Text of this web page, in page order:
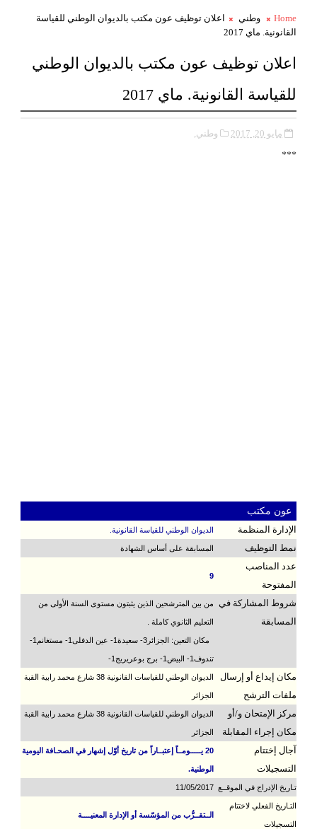
Home وطني
اعلان توظيف عون مكتب بالديوان الوطني للقياسة
القانونية. ماي 2017
اعلان توظيف عون مكتب بالديوان الوطني
للقياسة القانونية. ماي 2017
مايو 20, 2017 وطني,
***
عون مكتب
الإدارة المنظمة الديوان الوطني للقياسة القانونية.
نمط التوظيف المسابقة على أساس الشهادة
عدد المناصب
المفتوحة
9
شروط المشاركة في
المسابقة
من بين المترشحين الذين يثبتون مستوى السنة الأولى من
التعليم الثانوي كاملة .
مكان التعين: الجزائر3- سعيدة1- عين الدفلى1- مستغانم1-
تندوف1- البيض1- برج بوعريريج1-
مكان إيداع أو إرسال
ملفات الترشح
الديوان الوطني للقياسات القانونية 38 شارع محمد رابية القبة
الجزائر
مركز الإمتحان و/أو
مكان إجراء المقابلة
الديوان الوطني للقياسات القانونية 38 شارع محمد رابية القبة
الجزائر
آجال إختتام
التسجيلات
20 يـــــومــاً إعتبــاراً من تاريخ أوّل إشهار في الصحـافة اليومية
الوطنية.
تـاريخ الإدراج في الموقــع 11/05/2017
التـاريخ الفعلي لاختتام
التسجيلات
الــتقــرُّب من المؤسّسة أو الإدارة المعنيــــة